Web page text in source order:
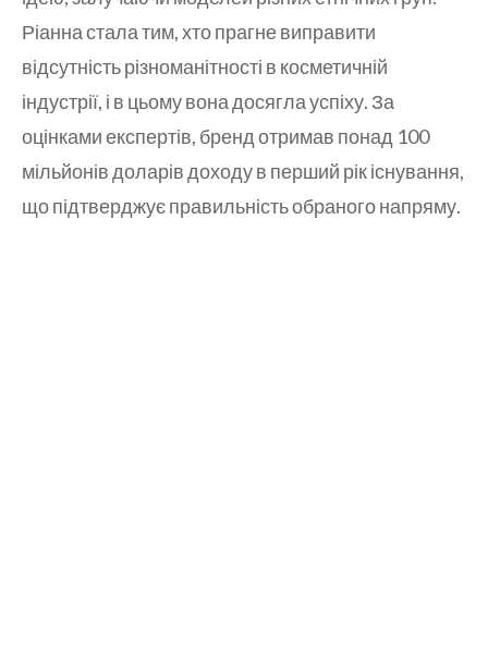
Ріанна стала тим, хто прагне виправити
відсутність різноманітності в косметичній
індустрії, і в цьому вона досягла успіху. За
оцінками експертів, бренд отримав понад 100
мільйонів доларів доходу в перший рік існування,
що підтверджує правильність обраного напряму.